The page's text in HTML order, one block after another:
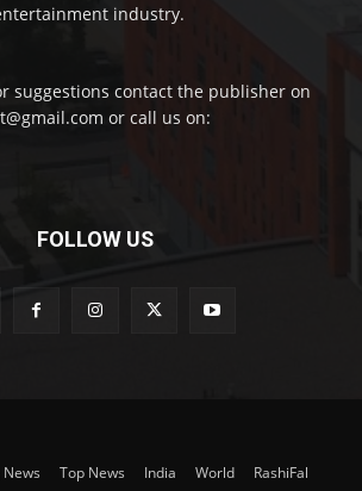
industry.
suggestions contact the publisher on
or call us on:
FOLLOW US
Top News India World
RashiFal